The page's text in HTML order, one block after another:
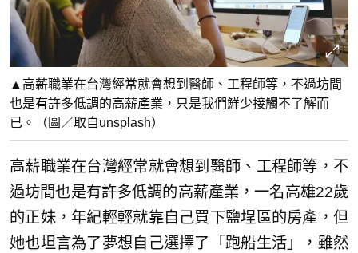
▲高薪職業在台灣經常就會想到醫師、工程師等，不過坊間
也是有許多低調的高薪產業，只是我們鮮少接觸不了解而
已。（圖／取自unsplash）
高薪職業在台灣經常就會想到醫師、工程師等，不
過坊間也是有許多低調的高薪產業，一名高雄22歲
的正妹，年紀輕輕就靠自己買下鹽埕區的房產，但
她也坦言為了夢想自己選擇了「跑船生活」，雖然